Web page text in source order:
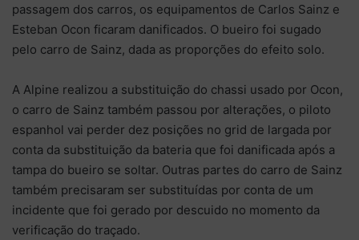
passagem dos carros, os equipamentos de Carlos Sainz e
Esteban Ocon ficaram danificados. O bueiro foi sugado
pelo carro de Sainz, dada as proporções do efeito solo.
A Alpine realizou a substituição do chassi usado por Ocon,
o carro de Sainz também passou por alterações, o piloto
espanhol vai perder dez posições no grid de largada por
conta da substituição da bateria que foi danificada após a
tampa do bueiro se soltar. Outras partes do carro de Sainz
também precisaram ser substituídas por conta de um
incidente que foi gerado por descuido no momento da
verificação do traçado.